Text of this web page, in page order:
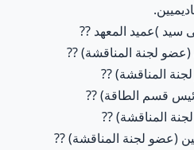
??
??
??
??
??
??